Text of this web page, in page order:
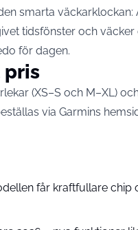
smarta
tidsfönster och
för dagen.
pris
(XS–S och M–XL)
via Garmins
får kraftfullare chip